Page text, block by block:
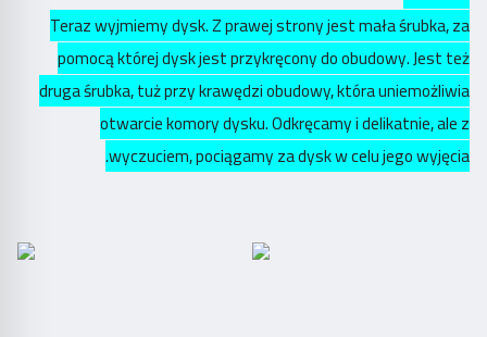
Teraz wyjmiemy dysk. Z prawej strony jest mała śrubka, za
pomocą której dysk jest przykręcony do obudowy. Jest też
druga śrubka, tuż przy krawędzi obudowy, która uniemożliwia
otwarcie komory dysku. Odkręcamy i delikatnie, ale z
wyczuciem, pociągamy za dysk w celu jego wyjęcia.